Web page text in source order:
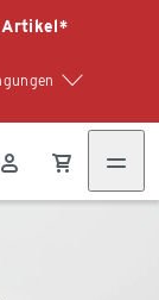
Artikel*